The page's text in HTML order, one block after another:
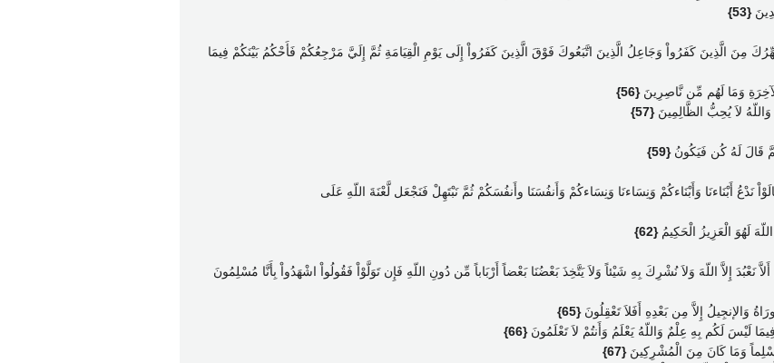
{53}
مِنَ الَّذِينَ كَفَرُواْ وَجَاعِلُ الَّذِينَ اتَّبَعُوكَ فَوْقَ الَّذِينَ كَفَرُواْ إِلَى يَوْمِ الْقِيَامَةِ ثُمَّ إِلَيَّ مَرْجِعُكُمْ فَأَحْكُمُ بَيْنَكُمْ فِيمَا
وَمَا لَهُم مِّن نَّاصِرِينَ{56}
لاَ يُحِبُّ الظَّالِمِينَ{57}
قَالَ لَهُ كُن فَيَكُونُ{59}
أَبْنَاءنَا وَأَبْنَاءكُمْ وَنِسَاءنَا وَنِسَاءكُمْ وَأَنفُسَنَا وأَنفُسَكُمْ ثُمَّ نَبْتَهِلْ فَنَجْعَل لَّعْنَةَ اللّهِ عَلَى
لَهُوَ الْعَزِيزُ الْحَكِيمُ{62}
نَعْبُدَ إِلاَّ اللّهَ وَلاَ نُشْرِكَ بِهِ شَيْئاً وَلاَ يَتَّخِذَ بَعْضُنَا بَعْضاً أَرْبَاباً مِّن دُونِ اللّهِ فَإِن تَوَلَّوْاْ فَقُولُواْ اشْهَدُواْ بِأَنَّا مُسْلِمُونَ
وَالإنجِيلُ إِلاَّ مِن بَعْدِهِ أَفَلاَ تَعْقِلُونَ{65}
لَيْسَ لَكُم بِهِ عِلْمٌ وَاللّهُ يَعْلَمُ وَأَنتُمْ لاَ تَعْلَمُونَ{66}
مُّسْلِماً وَمَا كَانَ مِنَ الْمُشْرِكِينَ{67}